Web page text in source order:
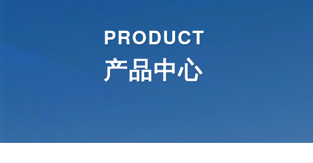
PRODUCT
产品中心